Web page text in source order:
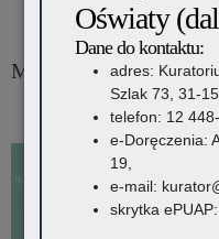
Materiały „Harcerska
o: Materiały „Harcerska
Oświaty
Dane do kontaktu:
adres:
Szlak 73, 31-
telefon: 12
e-Doręczenia:
19,
e-mail:
skrytka